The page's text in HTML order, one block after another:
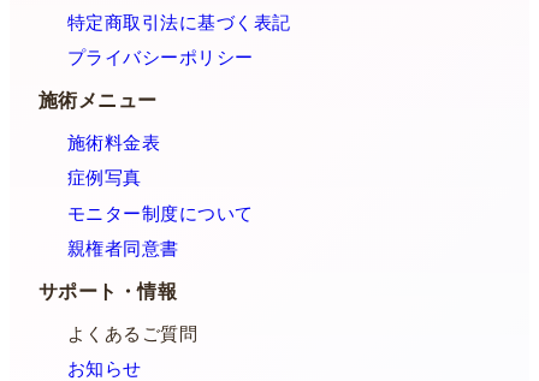
特定商取引法に基づく表記
プライバシーポリシー
施術メニュー
施術料金表
症例写真
モニター制度について
親権者同意書
サポート・情報
よくあるご質問
お知らせ